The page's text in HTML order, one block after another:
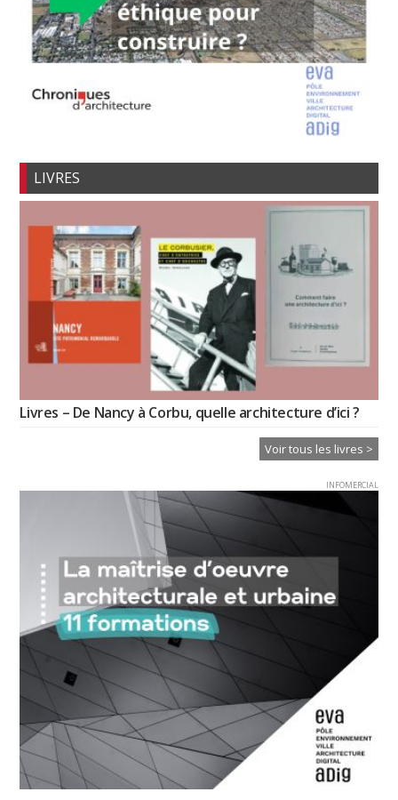
LIVRES
Livres – De Nancy à Corbu, quelle architecture d’ici ?
Voir tous les livres >
INFOMERCIAL